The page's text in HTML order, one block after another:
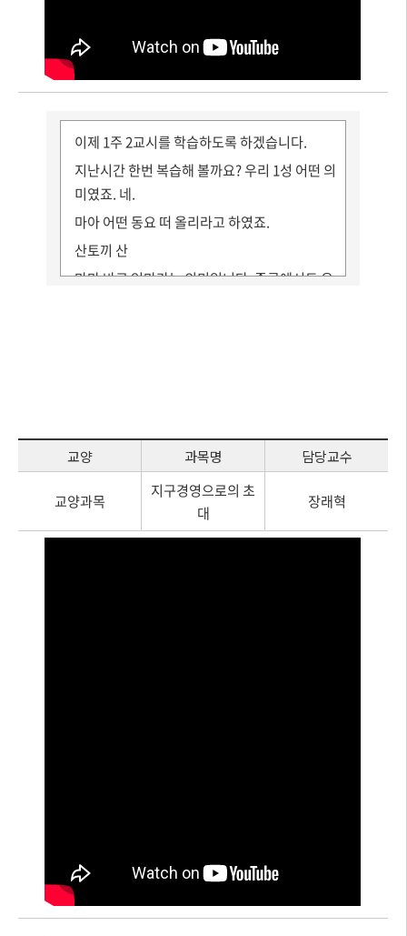
이제 1주 2교시를 학습하도록 하겠습니다.
지난시간 한번 복습해 볼까요? 우리 1성 어떤 의
미였죠. 네.
마아 어떤 동요 떠 올리라고 하였죠.
산토끼 산
마마 바로 엄마라는 의미입니다. 중국에서도 우
단 운모 기본 운모라고 하는데요.몇 가지 빼고
몇 가지가 있습니까? 중국의 운모에 대해서 학
습할 수 있고 학습목표는 중국의 운모를 이해하
한번 들어보겠습니다.
아 워 어 이 우 유우
네. 듣고 따라하셨죠. 여러분! 네. 바로 듣고 반
교양 과목명 담당교수
교양과목
지구경영으로의 초
대
장래혁